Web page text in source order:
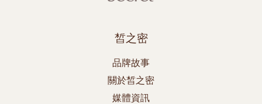
皙之密
品牌故事
關於皙之密
媒體資訊